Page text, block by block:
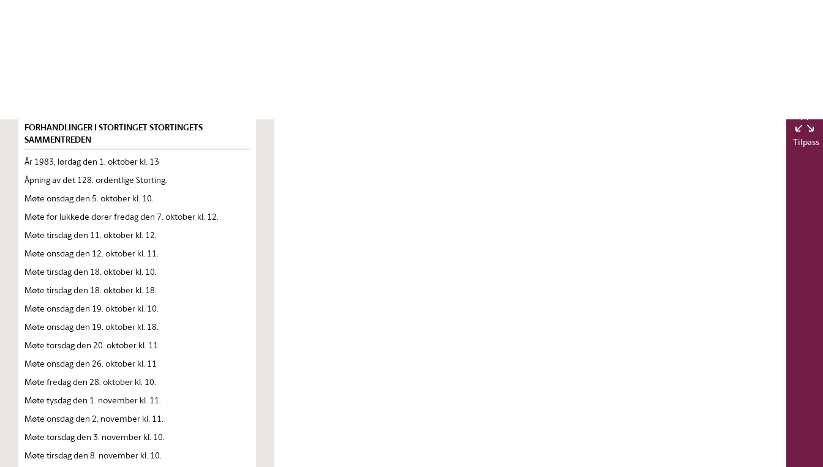
FORHANDLINGER I STORTINGET STORTINGETS
SAMMENTREDEN
År 1983, lørdag den 1. oktober kl. 13
Åpning av det 128. ordentlige Storting.
Møte onsdag den 5. oktober kl. 10.
Møte for lukkede dører fredag den 7. oktober kl. 12.
Møte tirsdag den 11. oktober kl. 12.
Møte onsdag den 12. oktober kl. 11.
Møte tirsdag den 18. oktober kl. 10.
Møte tirsdag den 18. oktober kl. 18.
Møte onsdag den 19. oktober kl. 10.
Møte onsdag den 19. oktober kl. 18.
Møte torsdag den 20. oktober kl. 11.
Møte onsdag den 26. oktober kl. 11
Møte fredag den 28. oktober kl. 10.
Møte tysdag den 1. november kl. 11.
Møte onsdag den 2. november kl. 11.
Møte torsdag den 3. november kl. 10.
Møte tirsdag den 8. november kl. 10.